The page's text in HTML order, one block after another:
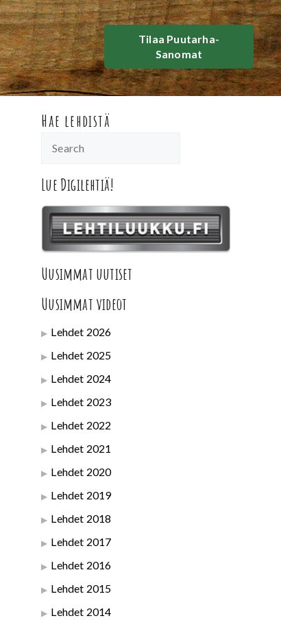
Tilaa Puutarha-
Sanomat
Hae lehdistä
Lue Digilehtiä!
Uusimmat uutiset
Uusimmat videot
Lehdet 2026
Lehdet 2025
Lehdet 2024
Lehdet 2023
Lehdet 2022
Lehdet 2021
Lehdet 2020
Lehdet 2019
Lehdet 2018
Lehdet 2017
Lehdet 2016
Lehdet 2015
Lehdet 2014